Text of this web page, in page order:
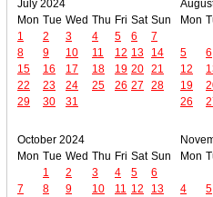
July 2024
Mon Tue Wed Thu Fri Sat Sun
1
2 3 4 5 6
7
8
9 10 11 12 13
14
15
16 17 18 19 20 21
22
23 24 25 26 27
28
29
30 31
Mon
5
6
12
19
26
October 2024
Mon Tue Wed Thu Fri Sat Sun
1
2 3 4 5
6
7
8 9 10 11 12
13
Mon
4
5